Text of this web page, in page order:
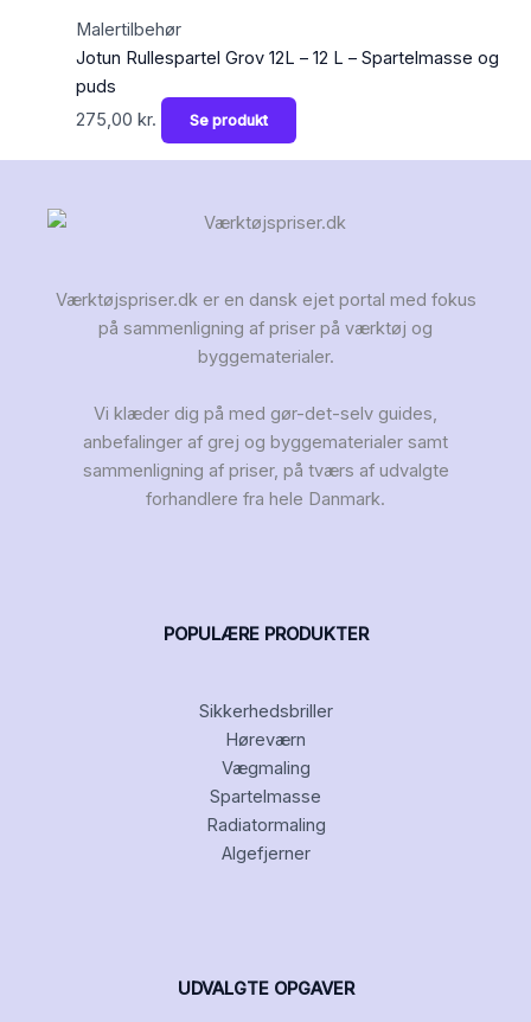
Malertilbehør
Jotun Rullespartel Grov 12L – 12 L – Spartelmasse og
puds
275,00 kr. Se produkt
Værktøjspriser.dk er en dansk ejet portal med fokus
på sammenligning af priser på værktøj og
byggematerialer.
Vi klæder dig på med gør-det-selv guides,
anbefalinger af grej og byggematerialer samt
sammenligning af priser, på tværs af udvalgte
forhandlere fra hele Danmark.
POPULÆRE PRODUKTER
Sikkerhedsbriller
Høreværn
Vægmaling
Spartelmasse
Radiatormaling
Algefjerner
UDVALGTE OPGAVER